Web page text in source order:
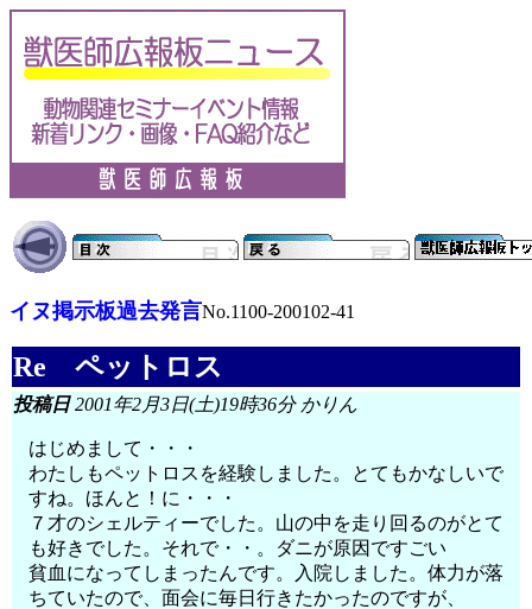
イヌ掲示板過去発言No.1100-200102-41
Re ペットロス
投稿日2001年2月3日(土)19時36分 かりん
はじめまして・・・
わたしもペットロスを経験しました。とてもかなしいで
すね。ほんと！に・・・
７才のシェルティーでした。山の中を走り回るのがとて
も好きでした。それで・・。ダニが原因ですごい
貧血になってしまったんです。入院しました。体力が落
ちていたので、面会に毎日行きたかったのですが、